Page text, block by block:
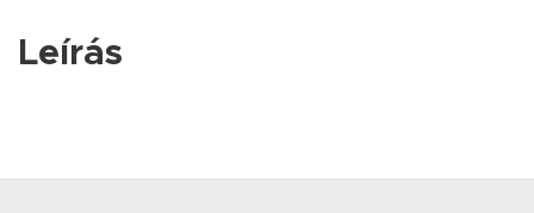
Leírás